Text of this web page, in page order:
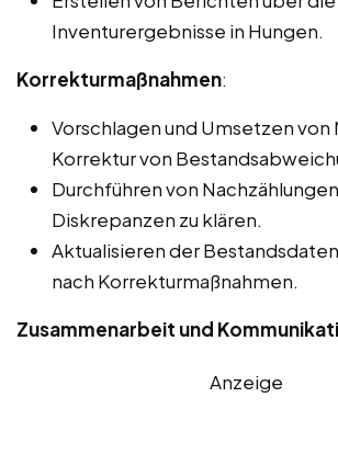
Inventurergebnisse in Hungen.
Korrekturmaßnahmen:
Vorschlagen und Umsetzen von
Korrektur von
Durchführen von
Diskrepanzen zu klären.
Aktualisieren der
nach Korrekturmaßnahmen.
Zusammenarbeit und
Anzeige